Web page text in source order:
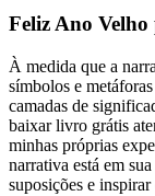
Feliz Ano
À medida que a
símbolos e
camadas de
baixar livro grátis
minhas próprias
narrativa está em
suposições e